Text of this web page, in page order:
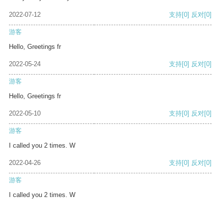
2022-07-12 支持[0] 反对[0]
游客
Hello, Greetings fr
2022-05-24 支持[0] 反对[0]
游客
Hello, Greetings fr
2022-05-10 支持[0] 反对[0]
游客
I called you 2 times. W
2022-04-26 支持[0] 反对[0]
游客
I called you 2 times. W